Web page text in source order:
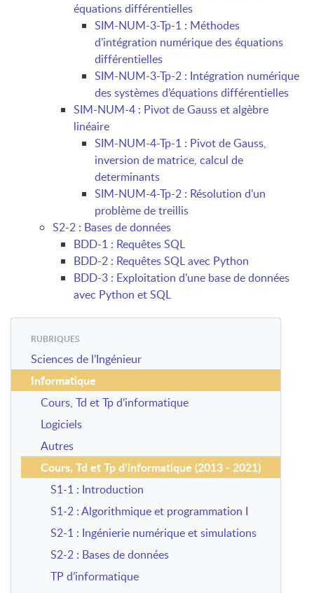
équations différentielles
SIM-NUM-3-Tp-1 : Méthodes
d’intégration numérique des équations
différentielles
SIM-NUM-3-Tp-2 : Intégration numérique
des systèmes d’équations différentielles
SIM-NUM-4 : Pivot de Gauss et algèbre
linéaire
SIM-NUM-4-Tp-1 : Pivot de Gauss,
inversion de matrice, calcul de
determinants
SIM-NUM-4-Tp-2 : Résolution d’un
problème de treillis
S2-2 : Bases de données
BDD-1 : Requêtes SQL
BDD-2 : Requêtes SQL avec Python
BDD-3 : Exploitation d’une base de données
avec Python et SQL
RUBRIQUES
Sciences de l’Ingénieur
Informatique
Cours, Td et Tp d’informatique
Logiciels
Autres
Cours, Td et Tp d’informatique (2013 - 2021)
S1-1 : Introduction
S1-2 : Algorithmique et programmation I
S2-1 : Ingénierie numérique et simulations
S2-2 : Bases de données
TP d’informatique